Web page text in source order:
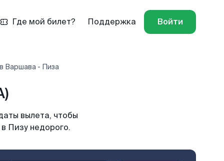
Где мой билет? Поддержка Войти
Варшава - Пиза
вылета, чтобы
Пизу недорого.